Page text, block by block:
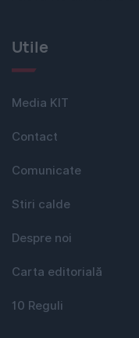
Utile
Media KIT
Contact
Comunicate
Stiri calde
Despre noi
Carta editorială
10 Reguli